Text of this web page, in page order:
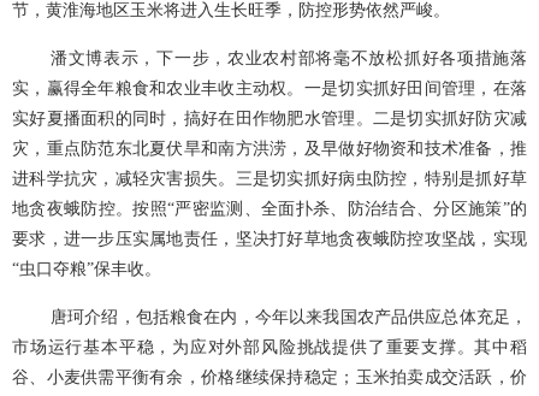
节，黄淮海地区玉米将进入生长旺季，防控形势依然严峻。
潘文博表示，下一步，农业农村部将毫不放松抓好各项措施落
实，赢得全年粮食和农业丰收主动权。一是切实抓好田间管理，在落
实好夏播面积的同时，搞好在田作物肥水管理。二是切实抓好防灾减
灾，重点防范东北夏伏旱和南方洪涝，及早做好物资和技术准备，推
进科学抗灾，减轻灾害损失。三是切实抓好病虫防控，特别是抓好草
地贪夜蛾防控。按照“严密监测、全面扑杀、防治结合、分区施策”的
要求，进一步压实属地责任，坚决打好草地贪夜蛾防控攻坚战，实现
“虫口夺粮”保丰收。
唐珂介绍，包括粮食在内，今年以来我国农产品供应总体充足，
市场运行基本平稳，为应对外部风险挑战提供了重要支撑。其中稻
谷、小麦供需平衡有余，价格继续保持稳定；玉米拍卖成交活跃，价